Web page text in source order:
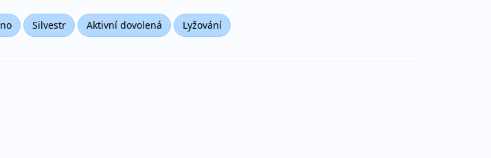
Silvestr Aktivní dovolená Lyžování